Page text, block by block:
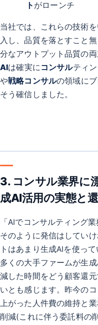
ト がローンチ
当社では、これらの技術を
入し、品質を落とすこと
分なアウトプット品質の
AIは確実にコンサルティ
や戦略コンサルの領域にブ
そう確信しました。
3. コンサル業界に
成AI活用の実態と
「AIでコンサルティング
そのように発信はしてい
トはあまり生成AIを使っ
多くの大手ファームが生
減した時間をどう顧客還
いとも感じます。昨今の
上がった人件費の維持と
削減(これに伴う委託料の